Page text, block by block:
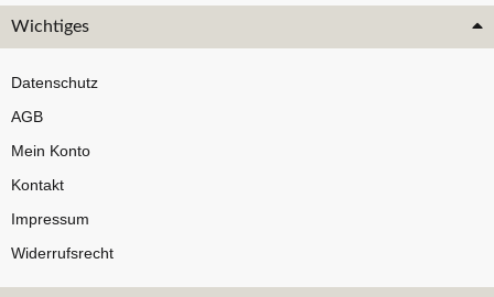
Wichtiges
Datenschutz
AGB
Mein Konto
Kontakt
Impressum
Widerrufsrecht